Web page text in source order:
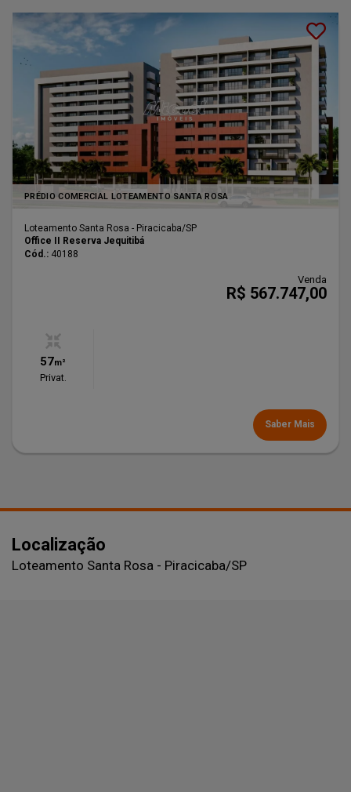
Lançamento
PRÉDIO COMERCIAL LOTEAMENTO SANTA ROSA
Loteamento Santa Rosa - Piracicaba/SP
Office II Reserva Jequitibá
Cód.: 40188
Venda
R$ 567.747,00
57m²
Privat.
Saber Mais
Localização
Loteamento Santa Rosa - Piracicaba/SP